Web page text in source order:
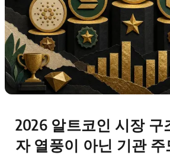
2026 알트코인 시장 구
자 열풍이 아닌 기관 주